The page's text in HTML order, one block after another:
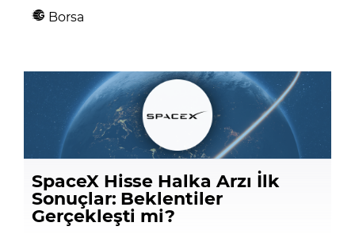
Borsa
SpaceX Hisse Halka Arzı İlk
Sonuçlar: Beklentiler
Gerçekleşti mi?